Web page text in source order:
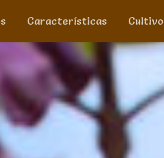
Características Cultivo